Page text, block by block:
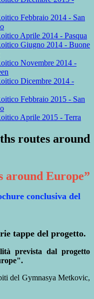
Febbraio 2014 - San
Aprile 2014 - Pasqua
Giugno 2014 - Buone
Novembre 2014 -
Dicembre 2014 -
Febbraio 2015 - San
Aprile 2015 - Terra
routes around
around Europe”
conclusiva del
tappe del progetto.
prevista dal progetto
del Gymnasya Metkovic,